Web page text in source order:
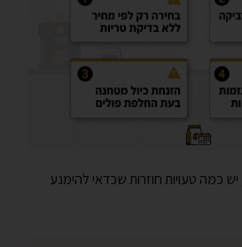
כמה טעויות חוזרות שכדאי להימנע